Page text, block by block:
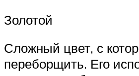
Золотой
Сложный цвет, с
переборщить. Его